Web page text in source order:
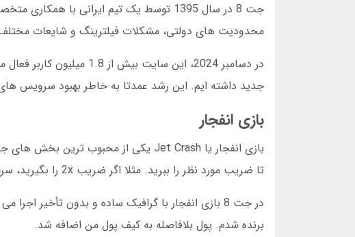
جت 8 در سال 1395 توسط یک تیم ایرانی با
محدودیت های دولتی، مشکلات فیلترینگ و شایعات مختلف.
جدید داشته ایم. این رشد عمدتا به خاطر بهبود سرویس های موبایل و
بازی انفجار
تا ضریب مورد نظر را ببرید. مثلا اگر ضریب 2x را بگیرید، سرمایه شما دو برابر می شود.
برنده شدم. پول بلافاصله به کیف پول من اضافه شد.